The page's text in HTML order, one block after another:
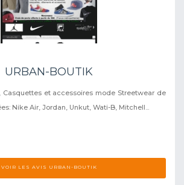
URBAN-BOUTIK
Casquettes et accessoires mode Streetwear de
Nike Air, Jordan, Unkut, Wati-B, Mitchell...
VOIR LES AVIS URBAN-BOUTIK